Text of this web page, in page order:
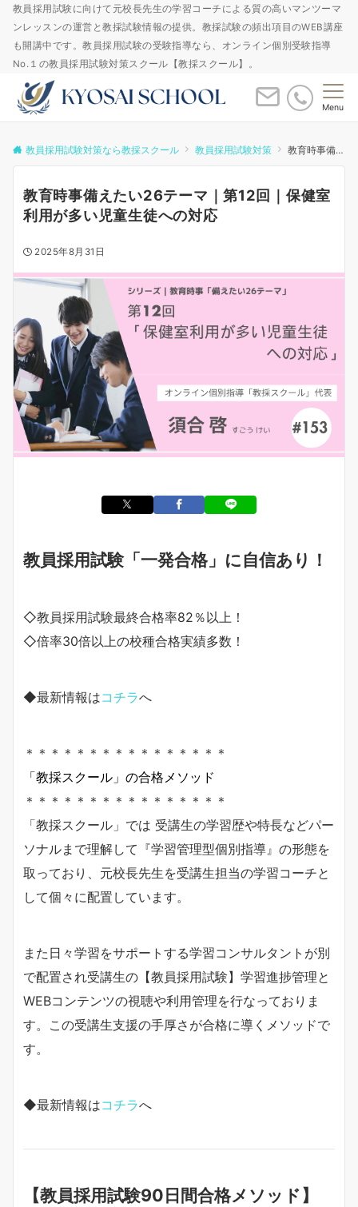
教員採用試験に向けて元校長先生の学習コーチによる質の高いマンツーマ
ンレッスンの運営と教採試験情報の提供。教採試験の頻出項目のWEB講座
も開講中です。教員採用試験の受験指導なら、オンライン個別受験指導
No.１の教員採用試験対策スクール【教採スクール】。
Menu
教員採用試験対策なら教採スクール 教員採用試験対策 教育時事備えたい26テーマ｜第12回｜保健室利用が多い児童生徒への対応
教育時事備えたい26テーマ｜第12回｜保健室
利用が多い児童生徒への対応
2025年8月31日
教員採用試験「一発合格」に自信あり！
◇教員採用試験最終合格率82％以上！
◇倍率30倍以上の校種合格実績多数！
◆最新情報はコチラへ
＊＊＊＊＊＊＊＊＊＊＊＊＊＊＊＊
「教採スクール」の合格メソッド
＊＊＊＊＊＊＊＊＊＊＊＊＊＊＊＊
「教採スクール」では 受講生の学習歴や特長などパー
ソナルまで理解して『学習管理型個別指導』の形態を
取っており、元校長先生を受講生担当の学習コーチと
して個々に配置しています。
また日々学習をサポートする学習コンサルタントが別
で配置され受講生の【教員採用試験】学習進捗管理と
WEBコンテンツの視聴や利用管理を行なっておりま
す。この受講生支援の手厚さが合格に導くメソッドで
す。
◆最新情報はコチラへ
【教員採用試験90日間合格メソッド】